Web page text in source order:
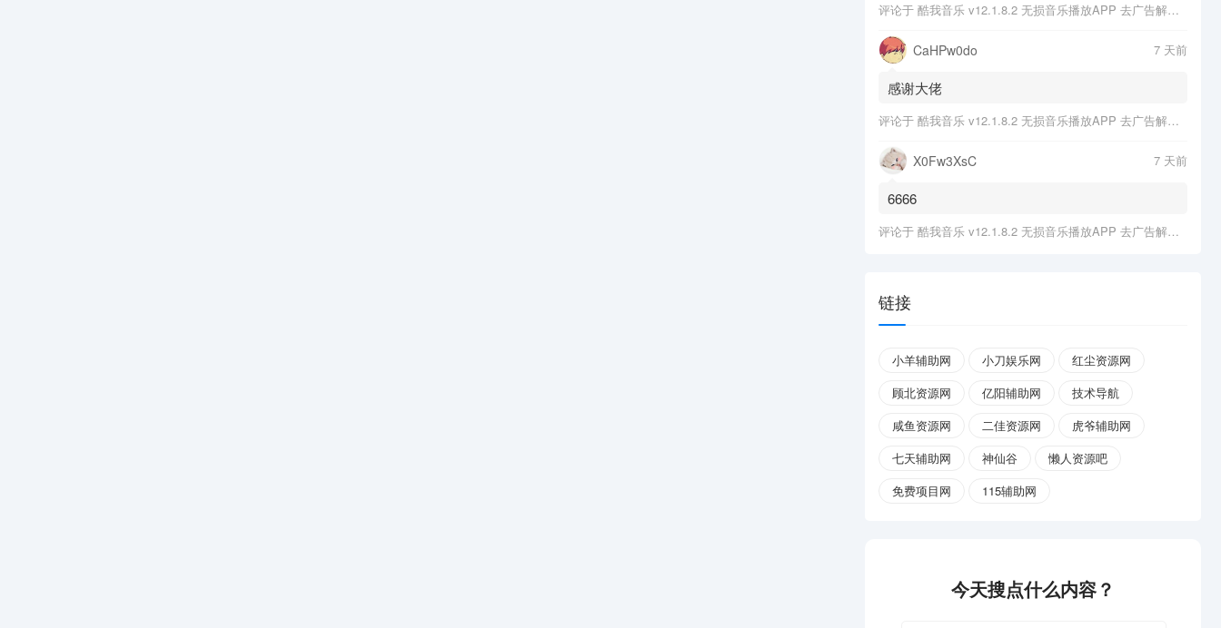
评论于 酷我音乐 v12.1.8.2 无损音乐播放APP 去广告解锁会员版
CaHPw0do 7 天前
感谢大佬
评论于 酷我音乐 v12.1.8.2 无损音乐播放APP 去广告解锁会员版
X0Fw3XsC 7 天前
6666
评论于 酷我音乐 v12.1.8.2 无损音乐播放APP 去广告解锁会员版
链接
小羊辅助网 小刀娱乐网
红尘资源网
顾北资源网
亿阳辅助网
技术导航
咸鱼资源网
二佳资源网
虎爷辅助网
七天辅助网
神仙谷
懒人资源吧
免费项目网
115辅助网
今天搜点什么内容？